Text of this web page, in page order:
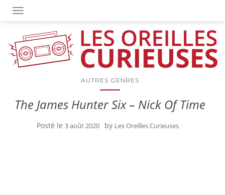
OUVRIR/FERMER LA NAVIGATION
AUTRES GENRES
The James Hunter Six – Nick Of Time
Posté le 3 août 2020 by Les Oreilles Curieuses